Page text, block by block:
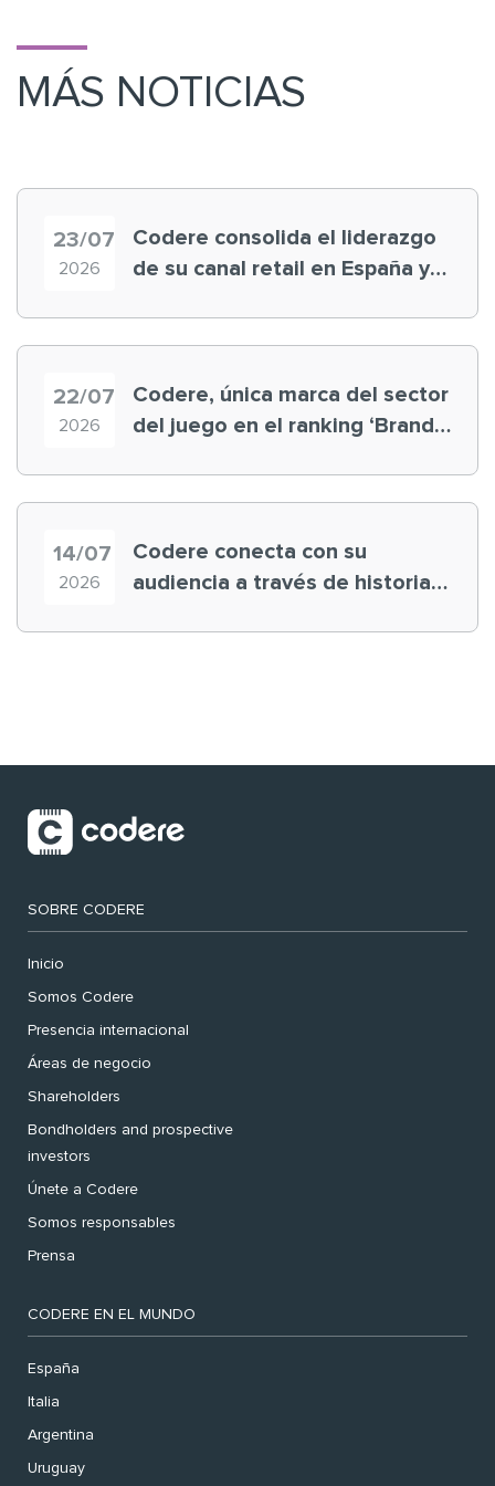
MÁS NOTICIAS
23/07
2026
Codere consolida el liderazgo
de su canal retail en España y
22/07
2026
Codere, única marca del sector
del juego en el ranking ‘Brand
14/07
2026
Codere conecta con su
audiencia a través de historias
SOBRE CODERE
Inicio
Somos Codere
Presencia internacional
Áreas de negocio
Shareholders
Bondholders and prospective
investors
Únete a Codere
Somos responsables
Prensa
CODERE EN EL MUNDO
España
Italia
Argentina
Uruguay